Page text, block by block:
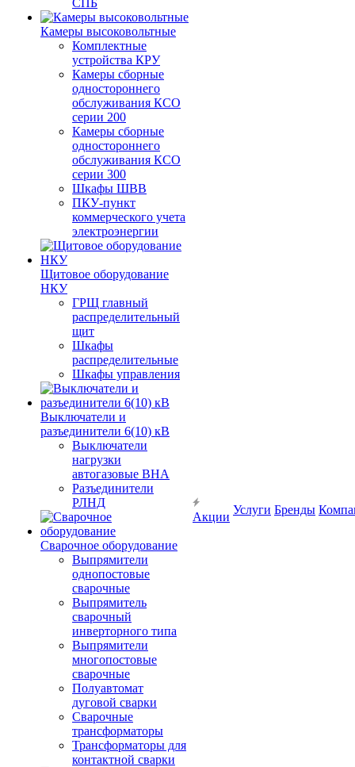
СПБ
Камеры высоковольтные
Комплектные
устройства КРУ
Камеры сборные
одностороннего
обслуживания КСО
серии 200
Камеры сборные
одностороннего
обслуживания КСО
серии 300
Шкафы ШВВ
ПКУ-пункт
коммерческого учета
электроэнергии
Щитовое оборудование
НКУ
ГРЩ главный
распределительный
щит
Шкафы
распределительные
Шкафы управления
Выключатели и
разъединители 6(10) кВ
Выключатели
нагрузки
автогазовые ВНА
Разъединители
РЛНД
Сварочное оборудование
Выпрямители
однопостовые
сварочные
Выпрямитель
сварочный
инверторного типа
Выпрямители
многопостовые
сварочные
Полуавтомат
дуговой сварки
Сварочные
трансформаторы
Трансформаторы для
контактной сварки
Акции
Услуги Бренды